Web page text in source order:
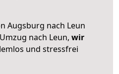
Augsburg nach Leun
nach Leun, wir
und stressfrei